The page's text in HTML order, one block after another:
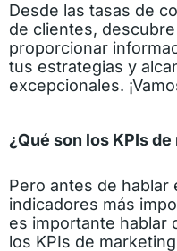
Desde las tasas de
de clientes,
proporcionar
tus estrategias y
excepcionales.
¿Qué son los KPIs
Pero antes de
indicadores más
es importante hablar
los KPIs de